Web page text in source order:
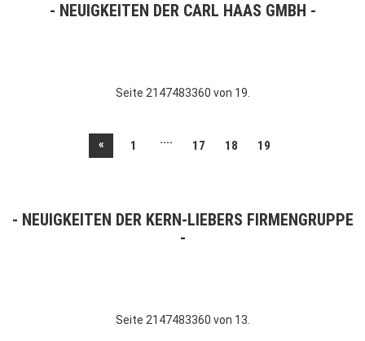
NEUIGKEITEN DER CARL HAAS GMBH
Seite 2147483360 von 19.
« 1 .... 17 18 19
NEUIGKEITEN DER KERN-LIEBERS FIRMENGRUPPE
Seite 2147483360 von 13.